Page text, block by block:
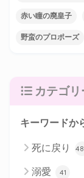
赤い瞳の廃皇子
野蛮のプロポーズ
カテゴリ
キーワードか
死に戻り
溺愛 41